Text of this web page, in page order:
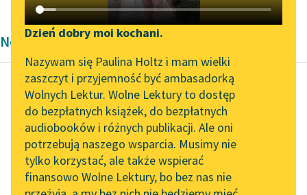
Katalog DAISY
Podkasty o książkach
Zgłoś brak utworu
Aktualności
„Prokurator Alicja Horn”
do słuchania
Byliśmy częścią AI Impact
Lab
Zapraszamy na spotkanie
Narzędzia
Mapa Wolnych Lektur
Leśmianator
Przewodnik dla piszących i
czytających
Dzień dobry moi kochani.
Nazywam się Paulina Holtz i mam wielki
zaszczyt i przyjemność być ambasadorką
Wolnych Lektur. Wolne Lektury to dostęp
do bezpłatnych książek, do bezpłatnych
audiobooków i różnych publikacji. Ale oni
potrzebują naszego wsparcia. Musimy nie
tylko korzystać, ale także wspierać
finansowo Wolne Lektury, bo bez nas nie
Nowela Bolesław Prus
Bolesław Prus
Z legend dawnego
Egiptu
Właśnie księżyc, przy